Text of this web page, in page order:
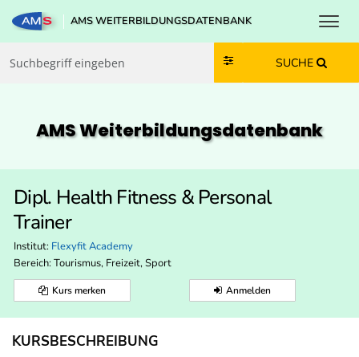
Zum Inhalt springen
Zum Navmenü springen
Zur Suche springen
Zur Footer springen
AMS WEITERBILDUNGSDATENBANK
SUCHE
AMS Weiterbildungs­datenbank
Dipl. Health Fitness & Personal
Trainer
Institut: Flexyfit Academy
Bereich: Tourismus, Freizeit, Sport
Kurs merken Anmelden
KURSBESCHREIBUNG